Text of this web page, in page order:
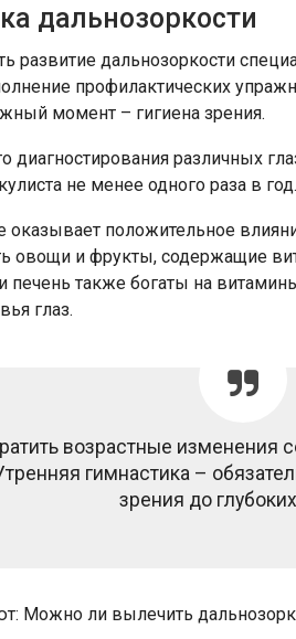
дальнозоркости
развитие дальнозоркости
профилактических
момент – гигиена зрения.
диагностирования различных
не менее одного раза в год.
оказывает положительное
овощи и фрукты, содержащие
печень также богаты на
глаз.
возрастные изменения
гимнастика –
зрения до
Можно ли вылечить